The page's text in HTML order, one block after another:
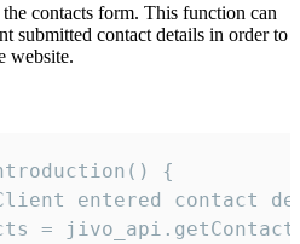
contacts form. This function can
submitted contact details in order to
website.
{
entered contact
=